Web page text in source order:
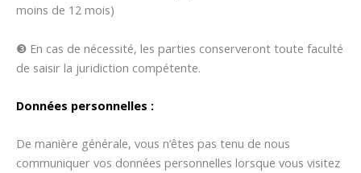
moins de 12 mois)
❸ En cas de nécessité, les parties conserveront toute faculté
de saisir la juridiction compétente.
Données personnelles :
De manière générale, vous n’êtes pas tenu de nous
communiquer vos données personnelles lorsque vous visitez